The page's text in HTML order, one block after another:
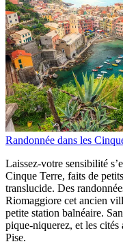
Randonnée dans les
Laissez-votre sensibilité
Cinque Terre, faits de
translucide. Des
Riomaggiore cet ancien
petite station balnéaire.
pique-niquerez, et les cités
Pise.